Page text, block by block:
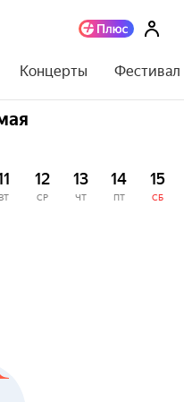
Концерты
ВТ
12
СР
13
ЧТ
14
ПТ
15
СБ